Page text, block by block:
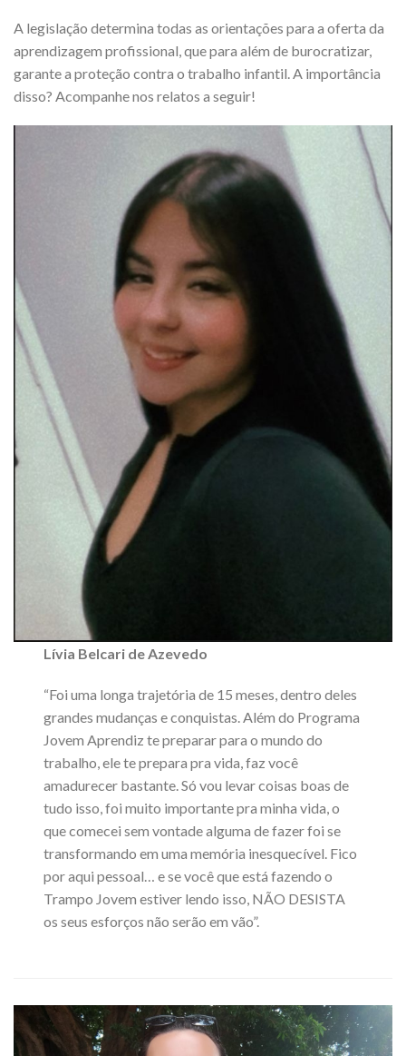
A legislação determina todas as orientações para a oferta da
aprendizagem profissional, que para além de burocratizar,
garante a proteção contra o trabalho infantil. A importância
disso? Acompanhe nos relatos a seguir!
Lívia Belcari de Azevedo
“Foi uma longa trajetória de 15 meses, dentro deles
grandes mudanças e conquistas. Além do Programa
Jovem Aprendiz te preparar para o mundo do
trabalho, ele te prepara pra vida, faz você
amadurecer bastante. Só vou levar coisas boas de
tudo isso, foi muito importante pra minha vida, o
que comecei sem vontade alguma de fazer foi se
transformando em uma memória inesquecível. Fico
por aqui pessoal… e se você que está fazendo o
Trampo Jovem estiver lendo isso, NÃO DESISTA
os seus esforços não serão em vão”.